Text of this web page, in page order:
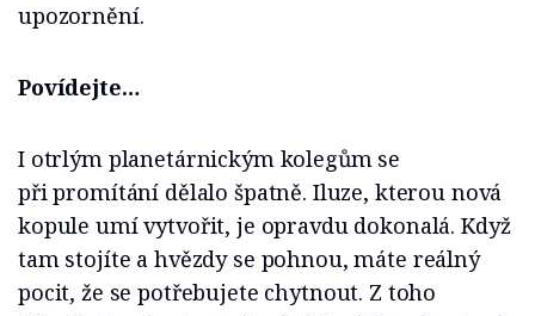
upozornění.
Povídejte…
I otrlým planetárnickým kolegům se
při promítání dělalo špatně. Iluze, kterou nová
kopule umí vytvořit, je opravdu dokonalá. Když
tam stojíte a hvězdy se pohnou, máte reálný
pocit, že se potřebujete chytnout. Z toho